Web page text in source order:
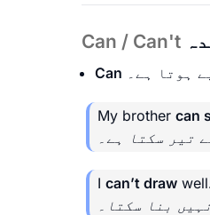
Can / Can't
Can ہوتا ہے۔
My brother can
تیر سکتا ہے۔
I can’t draw
بنا سکتا۔